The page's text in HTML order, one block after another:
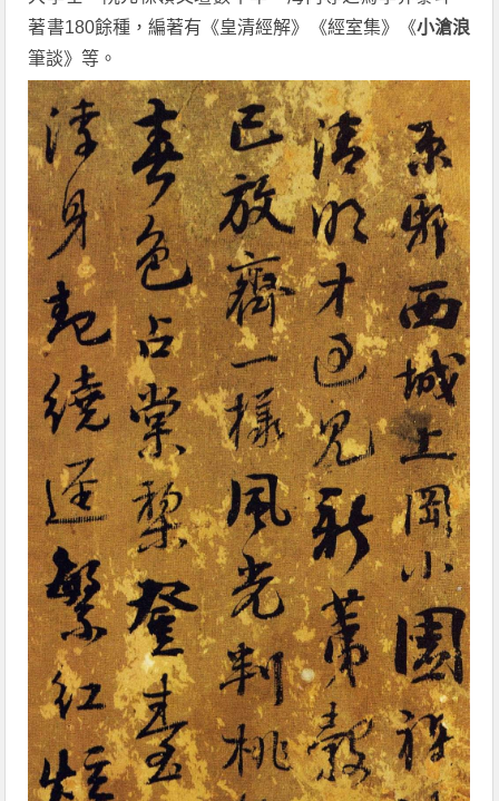
著書180餘種，編著有《皇清經解》《經室集》《小滄浪
筆談》等。